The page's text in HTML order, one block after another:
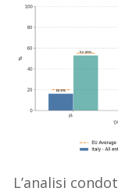
L’analisi